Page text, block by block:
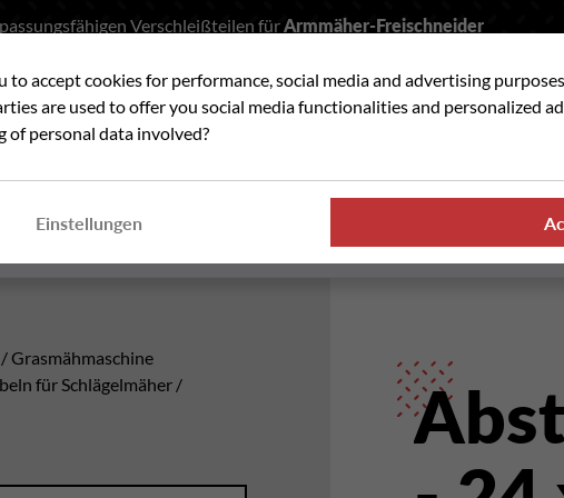
Verschleißteilen fürArmmäher-Freischneider
Suche
Grasmähmaschine
für Schlägelmäher /
to accept cookies for performance, social media and advertising
are used to offer you social media functionalities and personalized
of personal data involved?
Einstellungen